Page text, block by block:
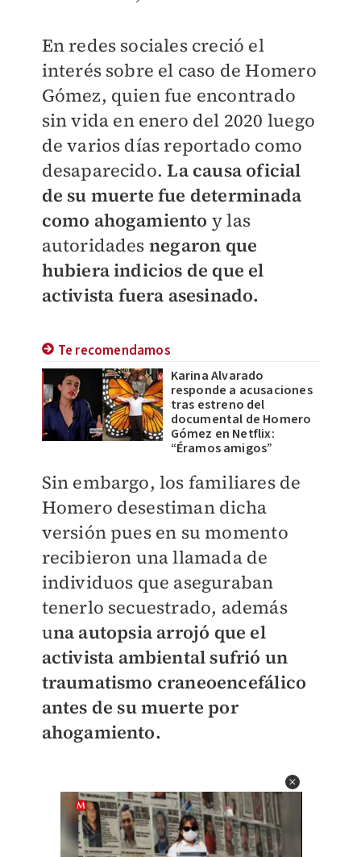
En redes sociales creció el
interés sobre el caso de Homero
Gómez, quien fue encontrado
sin vida en enero del 2020 luego
de varios días reportado como
desaparecido. La causa oficial
de su muerte fue determinada
como ahogamiento y las
autoridades negaron que
hubiera indicios de que el
activista fuera asesinado.
Te recomendamos
Karina Alvarado
responde a acusaciones
tras estreno del
documental de Homero
Gómez en Netflix:
“Éramos amigos”
Sin embargo, los familiares de
Homero desestiman dicha
versión pues en su momento
recibieron una llamada de
individuos que aseguraban
tenerlo secuestrado, además
una autopsia arrojó que el
activista ambiental sufrió un
traumatismo craneoencefálico
antes de su muerte por
ahogamiento.